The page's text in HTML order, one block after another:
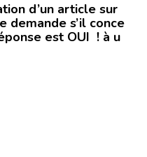
d’un article sur
demande s’il conce
est OUI ! à u